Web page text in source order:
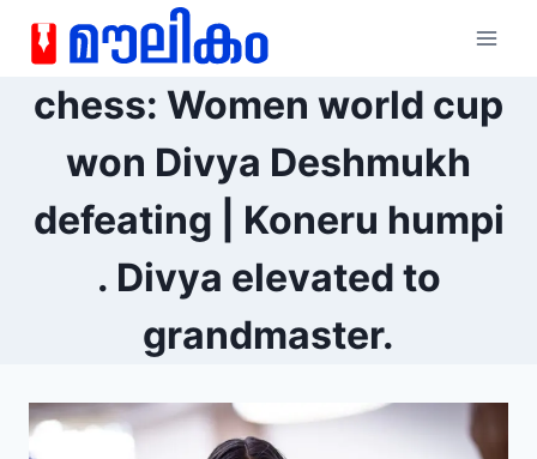
chess: Women world cup
won Divya Deshmukh
defeating | Koneru humpi
. Divya elevated to
grandmaster.